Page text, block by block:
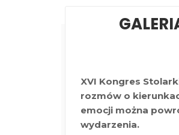
XVI Kongres
rozmów o
emocji można
wydarzenia.